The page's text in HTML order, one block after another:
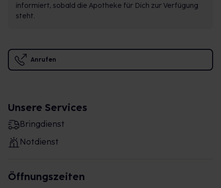
informiert, sobald die Apotheke für Dich zur Verfügung
steht.
Anrufen
Unsere Services
Bringdienst
Notdienst
Öffnungszeiten